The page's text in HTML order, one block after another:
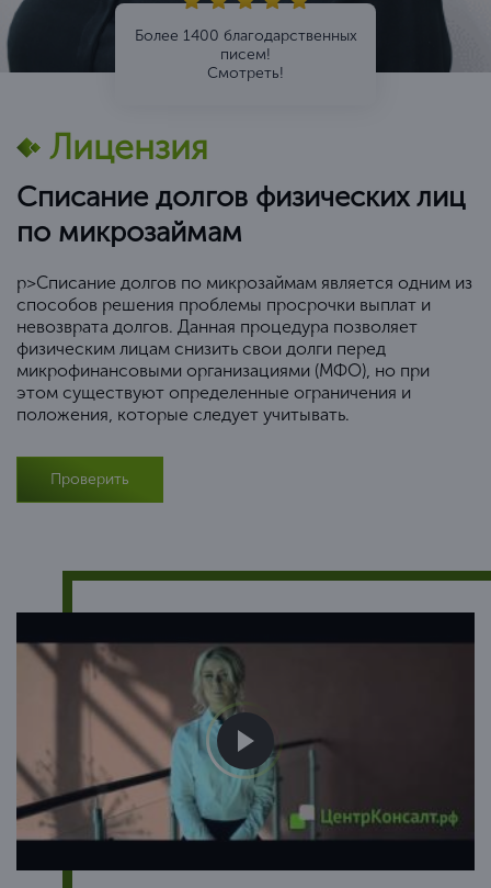
Более 1400 благодарственных
писем!
Смотреть!
Лицензия
Списание долгов физических лиц
по микрозаймам
p>Списание долгов по микрозаймам является одним из
способов решения проблемы просрочки выплат и
невозврата долгов. Данная процедура позволяет
физическим лицам снизить свои долги перед
микрофинансовыми организациями (МФО), но при
этом существуют определенные ограничения и
положения, которые следует учитывать.
Проверить